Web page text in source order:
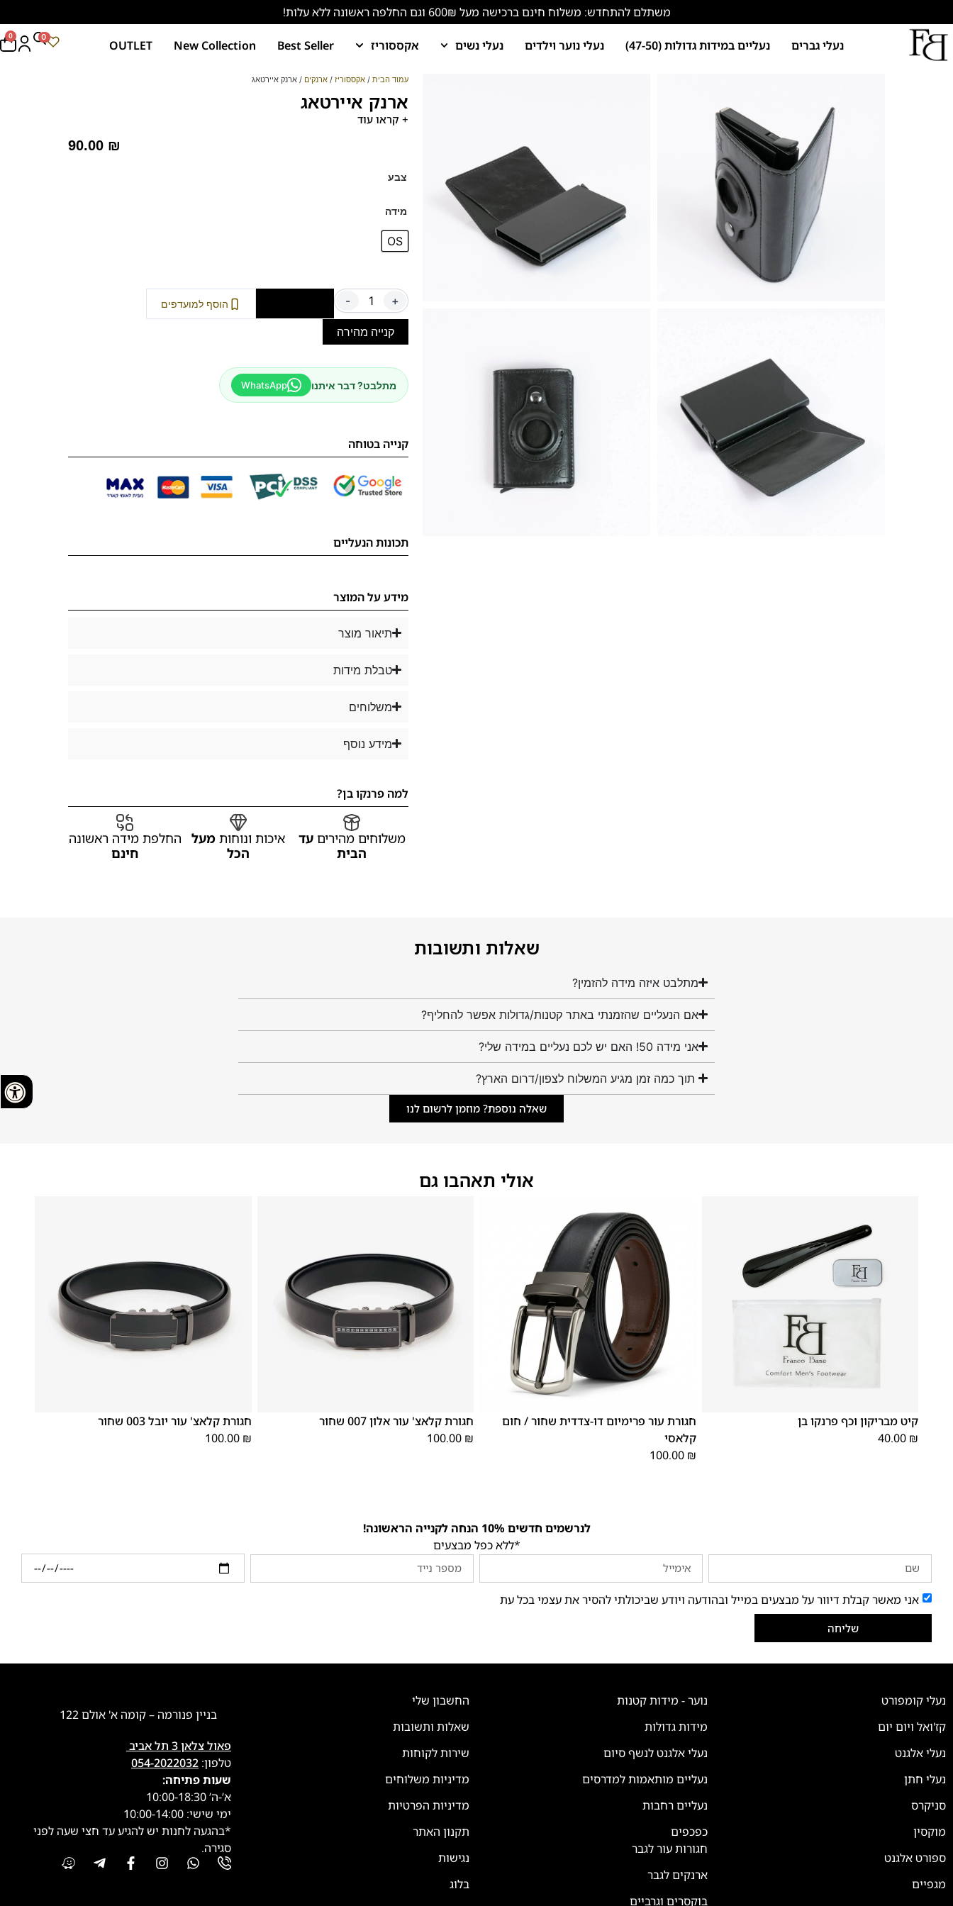
משתלם להתחדש: משלוח חינם ברכישה מעל 600₪ וגם החלפה ראשונה ללא עלות!
נעלי גברים נעליים במידות גדולות (47-50) נעלי נוער וילדים נעלי נשים אקססוריז Best Seller
New Collection
OUTLET
0 0
עמוד הבית / אקססוריז / ארנקים / ארנק איירטאג
ארנק איירטאג
+ קראו עוד
90.00 ₪
צבע
מידה
OS
- + הוסף למועדפים
קנייה מהירה
מתלבט? דבר איתנו WhatsApp
קנייה בטוחה
תכונות הנעליים
מידע על המוצר
תיאור מוצר
טבלת מידות
משלוחים
מידע נוסף
למה פרנקו בן?
משלוחים מהיריםעד
הבית
איכות ונוחות מעל
הכל
החלפת מידה ראשונה
חינם
שאלות ותשובות
מתלבט איזה מידה להזמין?
אם הנעליים שהזמנתי באתר קטנות/גדולות אפשר להחליף?
אני מידה 50! האם יש לכם נעליים במידה שלי?
תוך כמה זמן מגיע המשלוח לצפון/דרום הארץ?
שאלה נוספת? מוזמן לרשום לנו
אולי תאהבו גם
קיט מבריקון וכף פרנקו בן
40.00 ₪
L
חגורת עור פרימיום דו-צדדית שחור / חום
קלאסי
100.00 ₪
Lחגורת קלאצ' עור אלון 007 שחור
100.00 ₪
L
חגורת קלאצ' עור יובל 003 שחור
100.00 ₪
לנרשמים חדשים 10% הנחה לקנייה הראשונה!
*ללא כפל מבצעים
אני מאשר קבלת דיוור על מבצעים במייל ובהודעה ויודע שביכולתי להסיר את עצמי בכל עת
שליחה
נעלי קומפורט
קז'ואל ויום יום
נעלי אלגנט
נעלי חתן
סניקרס
מוקסין
ספורט אלגנט
מגפיים
נוער - מידות קטנות
מידות גדולות
נעלי אלגנט לנשף סיום
נעליים מותאמות למדרסים
נעליים רחבות
כפכפים
חגורות עור לגבר
ארנקים לגבר
בוקסרים וגרביים
החשבון שלי
שאלות ותשובות
שירות לקוחות
מדיניות משלוחים
מדיניות הפרטיות
תקנון האתר
נגישות
בלוג
בניין פנורמה – קומה א' אולם 122
פאול צלאן 3 תל אביב
טלפון: 054-2022032
שעות פתיחה:
א’-ה’ 10:00-18:30
ימי שישי: 10:00-14:00
*בהגעה לחנות יש להגיע עד חצי שעה לפני
סגירה.
💬